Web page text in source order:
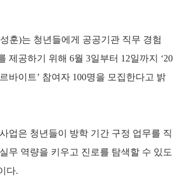
훈)는 청년들에게 공공기관 직무 경험
제공하기 위해 6월 3일부터 12일까지 ‘20
바이트’ 참여자 100명을 모집한다고 밝
업은 청년들이 방학 기간 구정 업무를 직
무 역량을 키우고 진로를 탐색할 수 있도
다.